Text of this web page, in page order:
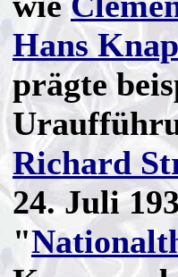
Hans
prägte
Richard
24. Juli
"